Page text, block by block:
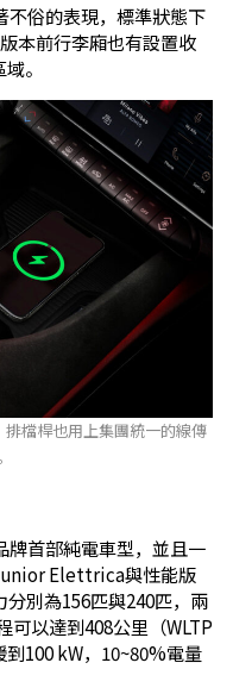
俗的表現，標準狀態下
本前行李廂也有設置收
。
檔桿也用上集團統一的線傳
首部純電車型，並且一
Elettrica與性能版
別為156匹與240匹，兩
可以達到408公里（WLTP
100 kW，10~80%電量